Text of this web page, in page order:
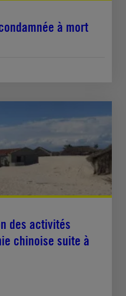
à mort
des activités
chinoise suite à